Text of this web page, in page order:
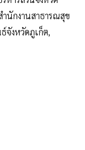
ำนักงานสาธารณสุข
จังหวัดภูเก็ต,